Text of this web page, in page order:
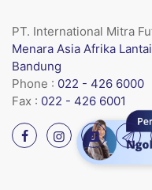
PT. International Mitra
Menara Asia Afrika
Bandung
Phone : 022 - 426 6000
Fax : 022 - 426 6001